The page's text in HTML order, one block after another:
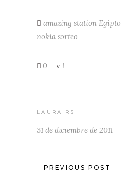
amazing station Egipto
nokia sorteo
0 1
LAURA RS
31 de diciembre de 2011
PREVIOUS POST